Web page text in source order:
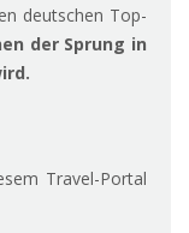
deutschen Top-
der Sprung in
Travel-Portal